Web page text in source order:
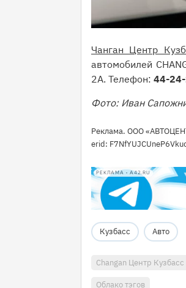
Чанган Центр
автомобилей
2А. Телефон: 44-
Фото: Иван
Реклама. ООО
erid:
РЕКЛАМА • A42.RU
Кузбасс Авто
Changan Центр Кузбасс
Облако тэгов